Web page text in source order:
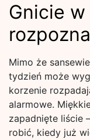
Gnicie
Mimo że
tydzień może
korzenie
alarmowe.
zapadnięte liście
robić, kiedy już